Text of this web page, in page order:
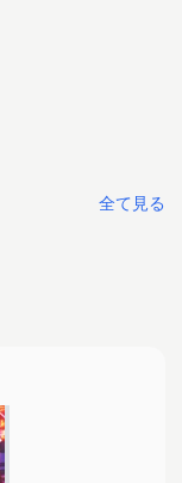
全て見る